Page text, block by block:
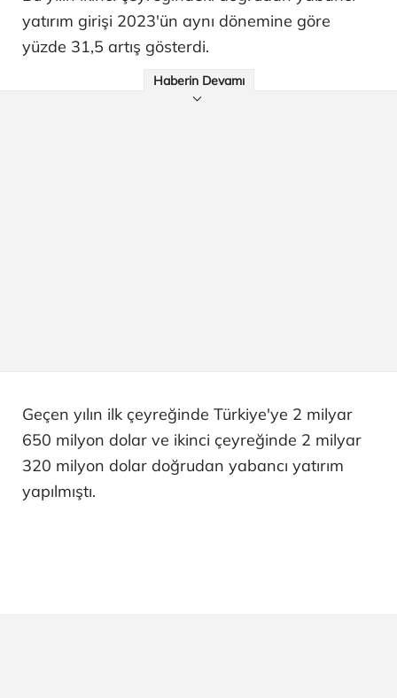
yatırım girişi 2023'ün aynı dönemine göre
yüzde 31,5 artış gösterdi.
Haberin Devamı
Geçen yılın ilk çeyreğinde Türkiye'ye 2 milyar
650 milyon dolar ve ikinci çeyreğinde 2 milyar
320 milyon dolar doğrudan yabancı yatırım
yapılmıştı.